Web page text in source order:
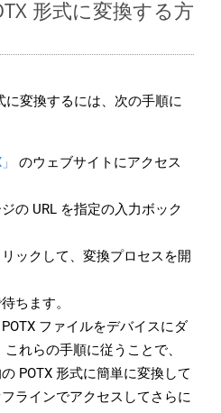
形式に変換する方
に変換するには、次の手順に
のウェブサイトにアクセス
の URL を指定の入力ボック
リックして、変換プロセスを開
ちます。
ファイルをデバイスにダ
れらの手順に従うことで、
POTX 形式に簡単に変換して
ラインでアクセスしてさらに